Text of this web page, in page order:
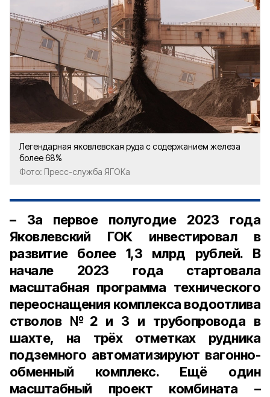
Легендарная яковлевская руда с содержанием железа
более 68%
Фото: Пресс-служба ЯГОКа
– За первое полугодие 2023 года
Яковлевский ГОК инвестировал в
развитие более 1,3 млрд рублей. В
начале 2023 года стартовала
масштабная программа технического
переоснащения комплекса водоотлива
стволов №2 и 3 и трубопровода в
шахте, на трёх отметках рудника
подземного автоматизируют вагонно-
обменный комплекс. Ещё один
масштабный проект комбината –